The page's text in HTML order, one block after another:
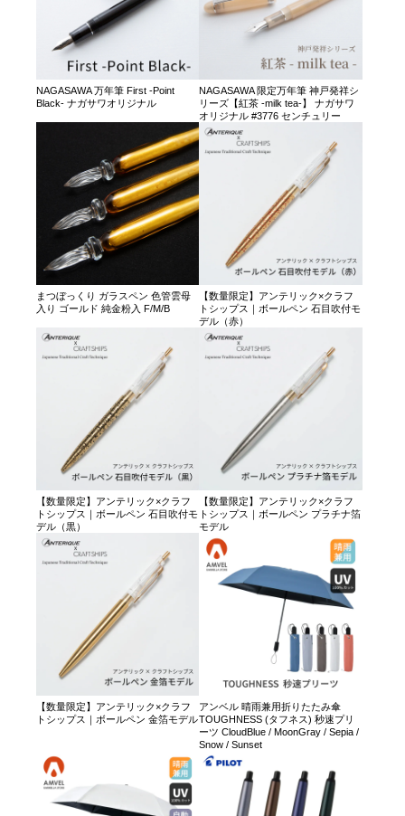
NAGASAWA 万年筆 First -Point
Black- ナガサワオリジナル
NAGASAWA 限定万年筆 神戸発祥シ
リーズ【紅茶 -milk tea-】 ナガサワ
オリジナル #3776 センチュリー
まつぼっくり ガラスペン 色管雲母
入り ゴールド 純金粉入 F/M/B
【数量限定】アンテリック×クラフ
トシップス｜ボールペン 石目吹付モ
デル（赤）
【数量限定】アンテリック×クラフ
トシップス｜ボールペン 石目吹付モ
デル（黒）
【数量限定】アンテリック×クラフ
トシップス｜ボールペン プラチナ箔
モデル
【数量限定】アンテリック×クラフ
トシップス｜ボールペン 金箔モデル
アンベル 晴雨兼用折りたたみ傘
TOUGHNESS (タフネス) 秒速プリ
ーツ CloudBlue / MoonGray / Sepia /
Snow / Sunset